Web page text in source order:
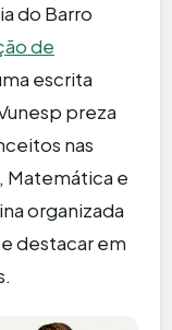
do Barro
de
escrita
preza
nas
Matemática e
organizada
destacar em